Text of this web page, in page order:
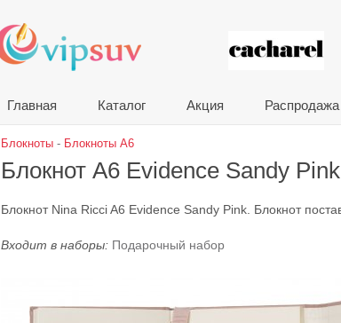
VIP
Главная Каталог Акция Распродажа
Блокноты - Блокноты A6
Блокнот A6 Evidence Sandy Pink
Блокнот Nina Ricci A6 Evidence Sandy Pink. Блокнот
Входит в наборы: Подарочный набор